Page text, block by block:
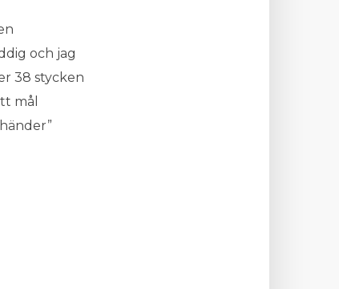
och jag
38 stycken
mål